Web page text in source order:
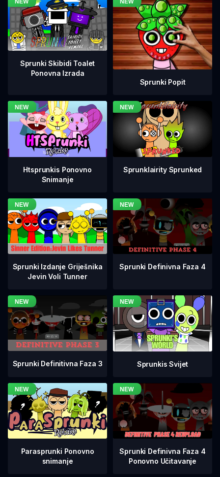
Sprunki Skibidi Toalet
Ponovna Izrada
Sprunki Popit
Htsprunkis Ponovno
Snimanje
Sprunklairity Sprunked
Sprunki Izdanje Griješnika
Jevin Voli Tunner
Sprunki Definivna Faza 4
Sprunki Definitivna Faza 3 Sprunkis Svijet
Parasprunki Ponovno
snimanje
Sprunki Definivna Faza 4
Ponovno Učitavanje